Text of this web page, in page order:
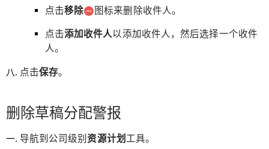
点击移除 图标来删除收件人。
点击添加收件人以添加收件人，然后选择一个收件
人。
点击保存。
删除草稿分配警报
导航到公司级别资源计划 工具。